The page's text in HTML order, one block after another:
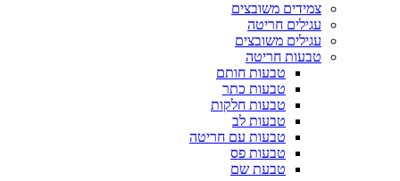
צמידים משובצים
עגילים חריטה
עגילים משובצים
טבעות חריטה
טבעות חותם
טבעות כתר
טבעות חלקות
טבעות לב
טבעות עם חריטה
טבעות פס
טבעת שם